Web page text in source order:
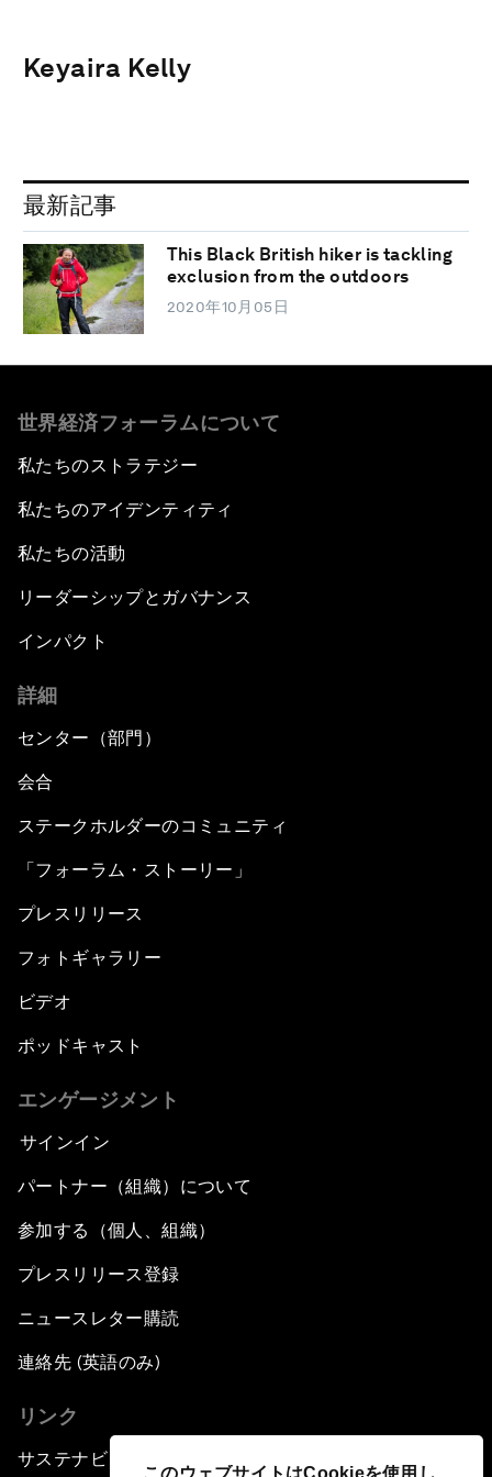
このウェブサイトはCookieを使用し
Keyaira Kelly
最新記事
This Black British hiker is tackling
exclusion from the outdoors
2020年10月05日
世界経済フォーラムについて
私たちのストラテジー
私たちのアイデンティティ
私たちの活動
リーダーシップとガバナンス
インパクト
詳細
センター（部門）
会合
ステークホルダーのコミュニティ
「フォーラム・ストーリー」
プレスリリース
フォトギャラリー
ビデオ
ポッドキャスト
エンゲージメント
サインイン
パートナー（組織）について
参加する（個人、組織）
プレスリリース登録
ニュースレター購読
連絡先 (英語のみ)
リンク
サステナビリティへの取り組み